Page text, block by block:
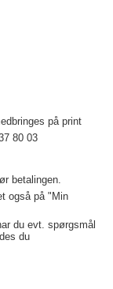
på print
80 03
betalingen.
også på "Min
du evt. spørgsmål
du